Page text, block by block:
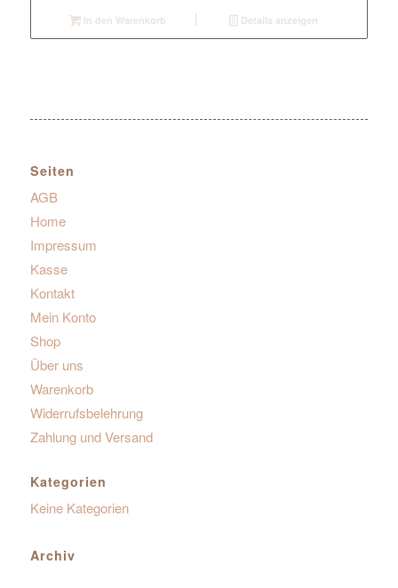
In den Warenkorb Details anzeigen
Seiten
AGB
Home
Impressum
Kasse
Kontakt
Mein Konto
Shop
Über uns
Warenkorb
Widerrufsbelehrung
Zahlung und Versand
Kategorien
Keine Kategorien
Archiv